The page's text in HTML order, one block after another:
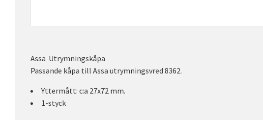
Assa Utrymningskåpa
Passande kåpa till Assa utrymningsvred 8362.
Yttermått: c:a 27x72 mm.
1-styck